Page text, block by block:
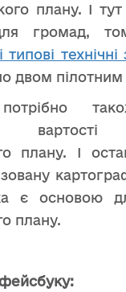
плану. І
громад,
технічні
двом
вартості
плану. І
є основою
плану.